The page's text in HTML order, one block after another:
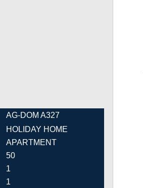
AG-DOM A327
HOLIDAY HOME
APARTMENT
50
1
1